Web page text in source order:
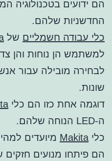
הם ידועים בטכנולוגיה
החדשניות שלהם.
כלי עבודה חשמליים של
למשתמש הן נוחות והן
לבחירה מובילה עבור
שונות.
דוגמה אחת כזו הם כלי
ה-LED הנוחה שלהם.
כלי Makita מיועדים
הם פיתחו מנועים חזקים